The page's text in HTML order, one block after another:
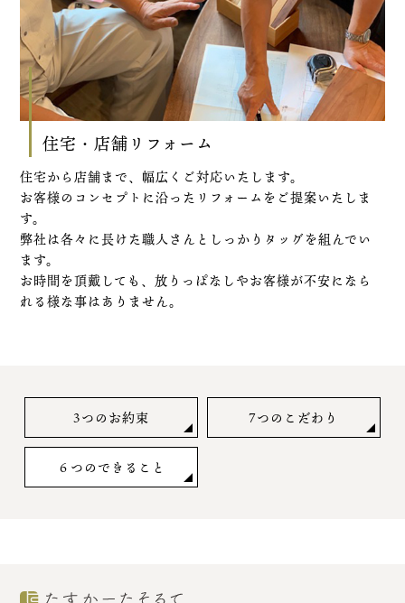
住宅・店舗リフォーム
住宅から店舗まで、幅広くご対応いたします。
お客様のコンセプトに沿ったリフォームをご提案いたしま
す。
弊社は各々に長けた職人さんとしっかりタッグを組んでい
ます。
お時間を頂戴しても、放りっぱなしやお客様が不安になら
れる様な事はありません。
3つのお約束 7つのこだわり
６つのできること